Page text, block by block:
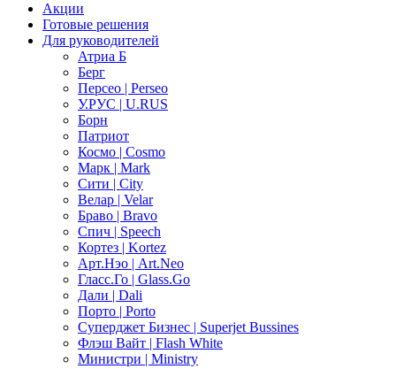
Акции
Готовые решения
Для руководителей
Атриа Б
Берг
Персео | Perseo
У.РУС | U.RUS
Борн
Патриот
Космо | Cosmo
Марк | Mark
Сити | City
Велар | Velar
Браво | Bravo
Спич | Speech
Кортез | Kortez
Арт.Нэо | Art.Neo
Гласс.Го | Glass.Go
Дали | Dali
Порто | Porto
Суперджет Бизнес | Superjet Bussines
Флэш Вайт | Flash White
Министри | Ministry